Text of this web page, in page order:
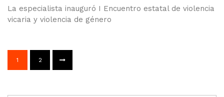
La especialista inauguró I Encuentro estatal de violencia
vicaria y violencia de género
1 2